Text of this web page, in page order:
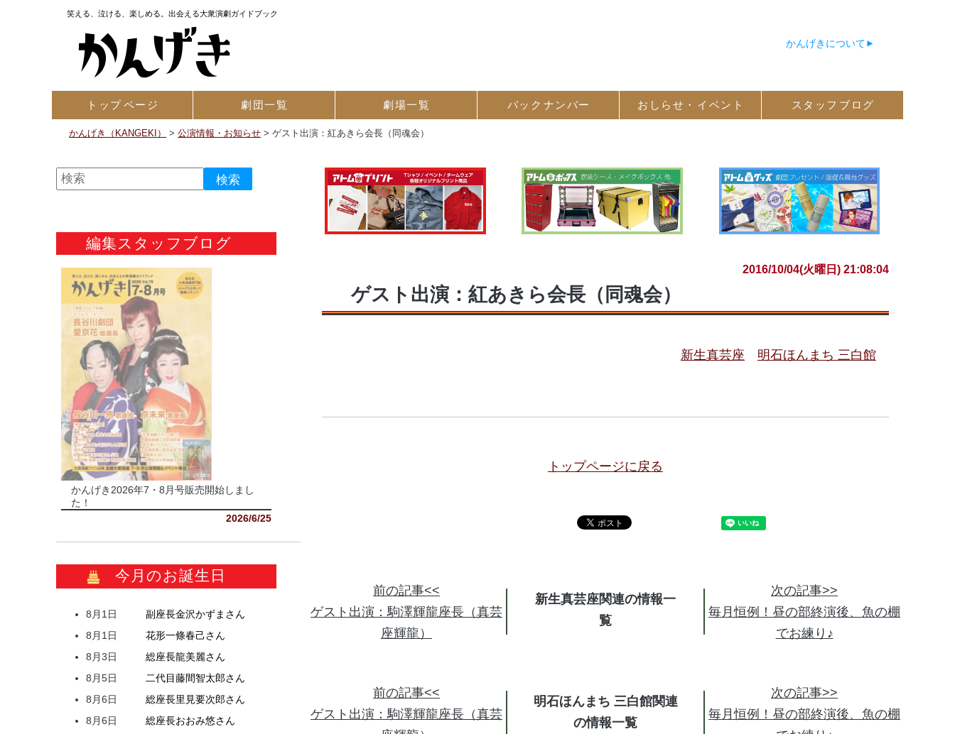
笑える、泣ける、楽しめる。出会える大衆演劇ガイドブック
かんげきについて
トップページ 劇団一覧 劇場一覧 バック ナンバー おしらせ・ イベント スタッフ ブログ
かんげき（KANGEKI） >公演情報・お知らせ >ゲスト出演：紅あきら会長（同魂会）
2016/10/04(火曜日) 21:08:04
ゲスト出演：紅あきら会長（同魂会）
新生真芸座 明石ほんまち 三白館
トップページに戻る
前の記事<<
ゲスト出演：駒澤輝龍座長（真芸
座輝龍）
新生真芸座関連の情報
次の記事>>
毎月恒例！昼の部終演後、魚の棚
でお練り♪
前の記事<<
ゲスト出演：駒澤輝龍座長（真芸
明石ほんまち 三白館関連
の情報
次の記事>>
毎月恒例！昼の部終演後、魚の棚
編集スタッフブログ
かんげき2026年7・8月号販売開始しまし
た！
2026/6/25
今月のお誕生日
8月1日 副座長金沢かずま さん
8月1日
花形一條春己さん
8月3日
総座長龍美麗さん
8月5日
二代目藤間智太郎さん
8月6日
総座長里見要次郎さん
8月6日
総座長おおみ悠さん